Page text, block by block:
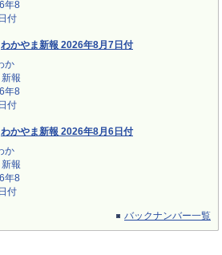
わかやま新報 2026年8月7日付
わかやま新報 2026年8月6日付
バックナンバー一覧